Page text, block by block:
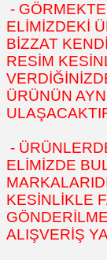
-
ELİMİZDEKİ
BİZZAT
RESİM
ÜRÜNÜN
-
ELİMİZDE
KESİNLİKLE
ALIŞVERİŞ